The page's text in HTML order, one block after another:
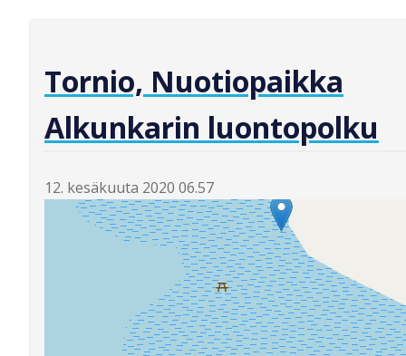
Tornio, Nuotiopaikka
Alkunkarin luontopolku
12. kesäkuuta 2020 06.57